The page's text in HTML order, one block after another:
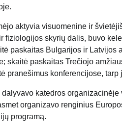
aktyvia visuomenine ir
fiziologijos skyrių dalis, buvo
paskaitas Bulgarijos ir
skaitė paskaitas Trečiojo
pranešimus konferencijose,
katedros
organizavo renginius
programą.